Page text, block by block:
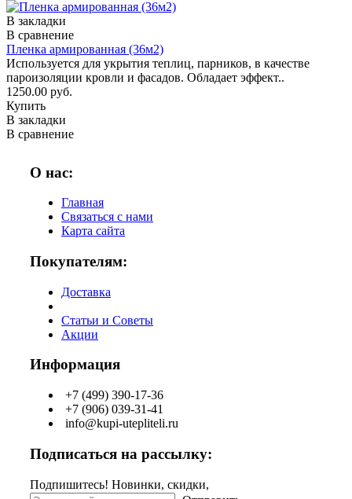
В закладки
В сравнение
Пленка армированная (36м2)
Используется для укрытия теплиц, парников, в качестве
пароизоляции кровли и фасадов. Обладает эффект..
1250.00 руб.
Купить
В закладки
В сравнение
О нас:
Главная
Связаться с нами
Карта сайта
Покупателям:
Доставка
Статьи и Советы
Акции
Информация
+7 (499) 390-17-36
+7 (906) 039-31-41
info@kupi-utepliteli.ru
Подписаться на рассылку:
Подпишитесь! Новинки, скидки,